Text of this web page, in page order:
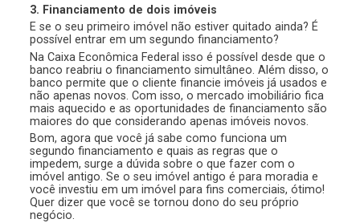
3. Financiamento de dois imóveis
E se o seu primeiro imóvel não estiver quitado ainda? É
possível entrar em um segundo financiamento?
Na Caixa Econômica Federal isso é possível desde que o
banco reabriu o financiamento simultâneo. Além disso, o
banco permite que o cliente financie imóveis já usados e
não apenas novos. Com isso, o mercado imobiliário fica
mais aquecido e as oportunidades de financiamento são
maiores do que considerando apenas imóveis novos.
Bom, agora que você já sabe como funciona um
segundo financiamento e quais as regras que o
impedem, surge a dúvida sobre o que fazer com o
imóvel antigo. Se o seu imóvel antigo é para moradia e
você investiu em um imóvel para fins comerciais, ótimo!
Quer dizer que você se tornou dono do seu próprio
negócio.